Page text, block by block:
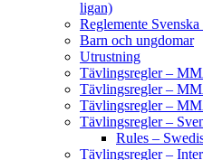
ligan)
Reglemente
Barn och ungdomar
Utrustning
Tävlingsregler –
Tävlingsregler –
Tävlingsregler –
Tävlingsregler –
Rules –
Tävlingsregler –